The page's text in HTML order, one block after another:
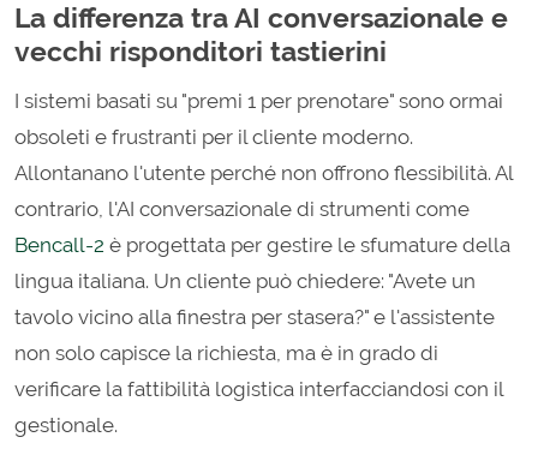
La differenza tra AI conversazionale e
vecchi risponditori tastierini
I sistemi basati su "premi 1 per prenotare" sono ormai
obsoleti e frustranti per il cliente moderno.
Allontanano l'utente perché non offrono flessibilità. Al
contrario, l'AI conversazionale di strumenti come
Bencall-2 è progettata per gestire le sfumature della
lingua italiana. Un cliente può chiedere: "Avete un
tavolo vicino alla finestra per stasera?" e l'assistente
non solo capisce la richiesta, ma è in grado di
verificare la fattibilità logistica interfacciandosi con il
gestionale.